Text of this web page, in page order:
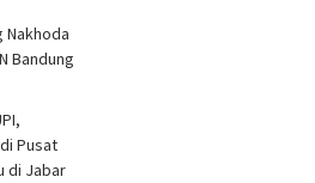
Nakhoda
Bandung
Pusat
di Jabar